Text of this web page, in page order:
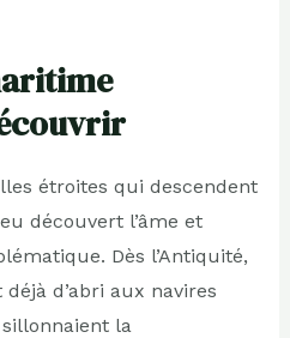
étroites qui descendent
découvert l’âme et
Dès l’Antiquité,
d’abri aux navires
la